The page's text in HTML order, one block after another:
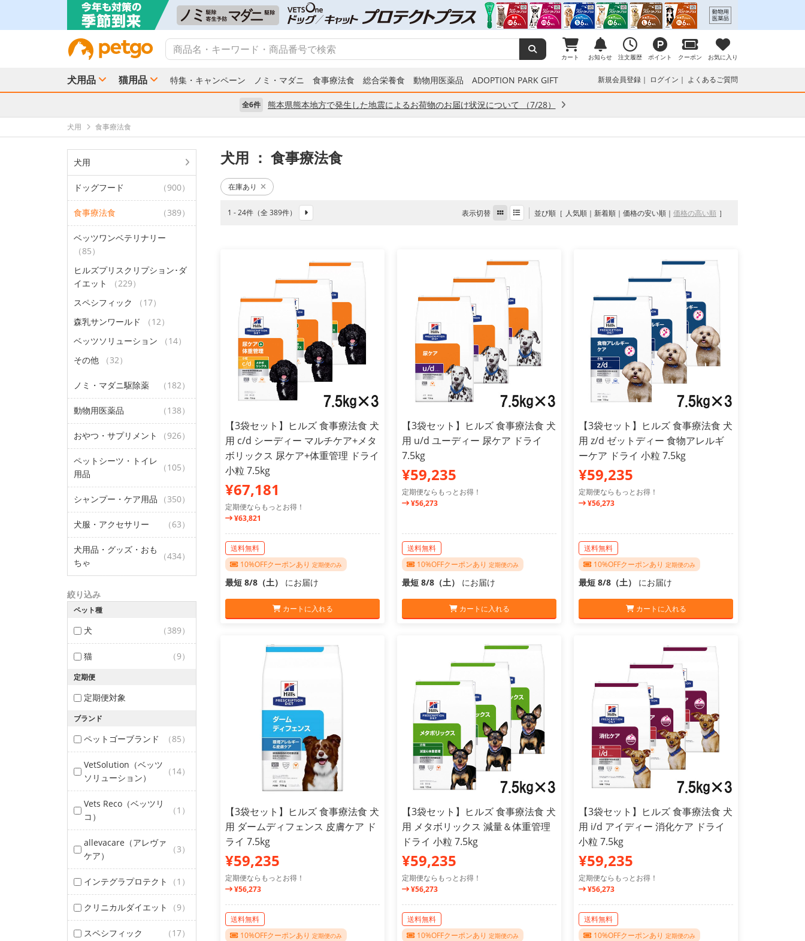
カート お知らせ 注文履歴 ポイント クーポン お気に入り
犬用品 猫用品 特集・キャンペーン ノミ・マダニ 食事療法食 総合栄養食 動物用医薬品 ADOPTION PARK GIFT 新規会員登録 ログイン よくあるご質問
全6件 熊本県熊本地方で発生した地震によるお荷物のお届け状況について （7/28）
犬用 食事療法食
犬用
ドッグフード （900）
食事療法食 （389）
ベッツワンベテリナリー
（85）
ヒルズプリスクリプション･ダ
イエット
（229）
スペシフィック
（17）
森乳サンワールド
（12）
ベッツソリューション
（14）
その他
（32）
ノミ・マダニ駆除薬 （182）
動物用医薬品 （138）
おやつ・サプリメント （926）
ペットシーツ・トイレ
用品
（105）
シャンプー・ケア用品 （350）
犬服・アクセサリー （63）
犬用品・グッズ・おも
ちゃ
（434）
絞り込み
ペット種
犬 （389）
猫 （9）
定期便
定期便対象
ブランド
ペットゴーブランド （85）
VetSolution（ベッツ
ソリューション）
（14）
Vets Reco（ベッツリ
コ）
（1）
allevacare（アレヴァ
ケア）
（3）
インテグラプロテクト （1）
クリニカルダイエット （9）
スペシフィック （17）
犬用 ： 食事療法食
在庫あり
1 - 24件（全 389件） 表示切替 並び順 人気順 新着順 価格の安い順 価格の高い順
【3袋セット】ヒルズ 食事療法食 犬
用 c/d シーディー マルチケア+メタ
ボリックス 尿ケア+体重管理 ドライ
小粒 7.5kg
¥67,181
定期便ならもっとお得！
¥63,821
送料無料
10%OFFクーポンあり 定期便のみ
最短 8/8（土） にお届け
カートに入れる
【3袋セット】ヒルズ 食事療法食 犬
用 u/d ユーディー 尿ケア ドライ
7.5kg
¥59,235
定期便ならもっとお得！
¥56,273
送料無料
10%OFFクーポンあり 定期便のみ
最短 8/8（土） にお届け
カートに入れる
【3袋セット】ヒルズ 食事療法食 犬
用 z/d ゼットディー 食物アレルギ
ーケア ドライ 小粒 7.5kg
¥59,235
定期便ならもっとお得！
¥56,273
送料無料
10%OFFクーポンあり 定期便のみ
最短 8/8（土） にお届け
カートに入れる
【3袋セット】ヒルズ 食事療法食 犬
用 ダームディフェンス 皮膚ケア ド
ライ 7.5kg
¥59,235
定期便ならもっとお得！
¥56,273
送料無料
10%OFFクーポンあり 定期便のみ
【3袋セット】ヒルズ 食事療法食 犬
用 メタボリックス 減量＆体重管理
ドライ 小粒 7.5kg
¥59,235
定期便ならもっとお得！
¥56,273
送料無料
10%OFFクーポンあり 定期便のみ
【3袋セット】ヒルズ 食事療法食 犬
用 i/d アイディー 消化ケア ドライ
小粒 7.5kg
¥59,235
定期便ならもっとお得！
¥56,273
送料無料
10%OFFクーポンあり 定期便のみ